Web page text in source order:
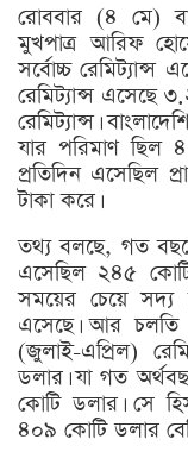
রোববার (৪ মে)
মুখপাত্র আরিফ
সর্বোচ্চ রেমিট্যান্স
রেমিট্যান্স এসেছে
রেমিট্যান্স।
যার পরিমাণ ছিল
প্রতিদিন এসেছিল
টাকা করে।
তথ্য বলছে, গত
এসেছিল ২৪৫
সময়ের চেয়ে সদ্য
এসেছে। আর
(জুলাই-এপ্রিল)
ডলার। যা গত
কোটি ডলার। সে
৪০৯ কোটি ডলার